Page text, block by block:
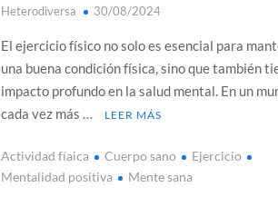
Heterodiversa 30/08/2024
El ejercicio físico no solo es esencial para
una buena condición física, sino que también
impacto profundo en la salud mental. En un
cada vez más …
LEER MÁS
Actividad fíaica Cuerpo sano
Ejercicio
Mentalidad positiva
Mente sana